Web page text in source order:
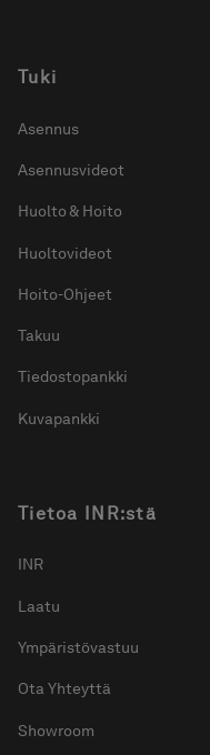
Tuki
Asennus
Asennusvideot
Huolto & Hoito
Huoltovideot
Hoito-Ohjeet
Takuu
Tiedostopankki
Kuvapankki
Tietoa INR:stä
INR
Laatu
Ympäristövastuu
Ota Yhteyttä
Showroom